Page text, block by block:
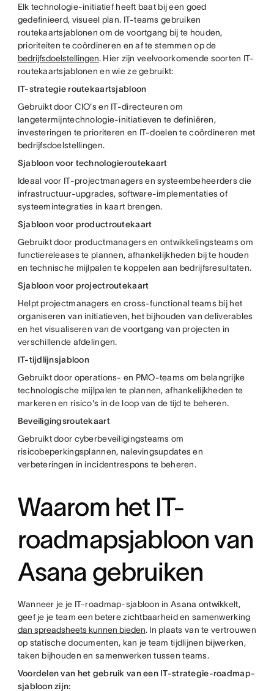
Elk technologie-initiatief heeft baat bij een goed
gedefinieerd, visueel plan. IT-teams gebruiken
routekaartsjablonen om de voortgang bij te houden,
prioriteiten te coördineren en af te stemmen op de
bedrijfsdoelstellingen. Hier zijn veelvoorkomende soorten IT-
routekaartsjablonen en wie ze gebruikt:
IT-strategie routekaartsjabloon
Gebruikt door CIO's en IT-directeuren om
langetermijntechnologie-initiatieven te definiëren,
investeringen te prioriteren en IT-doelen te coördineren met
bedrijfsdoelstellingen.
Sjabloon voor technologieroutekaart
Ideaal voor IT-projectmanagers en systeembeheerders die
infrastructuur-upgrades, software-implementaties of
systeemintegraties in kaart brengen.
Sjabloon voor productroutekaart
Gebruikt door productmanagers en ontwikkelingsteams om
functiereleases te plannen, afhankelijkheden bij te houden
en technische mijlpalen te koppelen aan bedrijfsresultaten.
Sjabloon voor projectroutekaart
Helpt projectmanagers en cross-functional teams bij het
organiseren van initiatieven, het bijhouden van deliverables
en het visualiseren van de voortgang van projecten in
verschillende afdelingen.
IT-tijdlijnsjabloon
Gebruikt door operations- en PMO-teams om belangrijke
technologische mijlpalen te plannen, afhankelijkheden te
markeren en risico's in de loop van de tijd te beheren.
Beveiligingsroutekaart
Gebruikt door cyberbeveiligingsteams om
risicobeperkingsplannen, nalevingsupdates en
verbeteringen in incidentrespons te beheren.
Waarom het IT-
roadmapsjabloon van
Asana gebruiken
Wanneer je je IT-roadmap-sjabloon in Asana ontwikkelt,
geef je je team een betere zichtbaarheid en samenwerking
dan spreadsheets kunnen bieden. In plaats van te vertrouwen
op statische documenten, kan je team tijdlijnen bijwerken,
taken bijhouden en samenwerken tussen teams.
Voordelen van het gebruik van een IT-strategie-roadmap-
sjabloon zijn: